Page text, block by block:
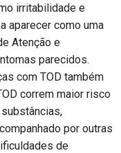
irritabilidade e
aparecer como uma
Atenção e
parecidos.
com TOD também
correm maior risco
por outras
de